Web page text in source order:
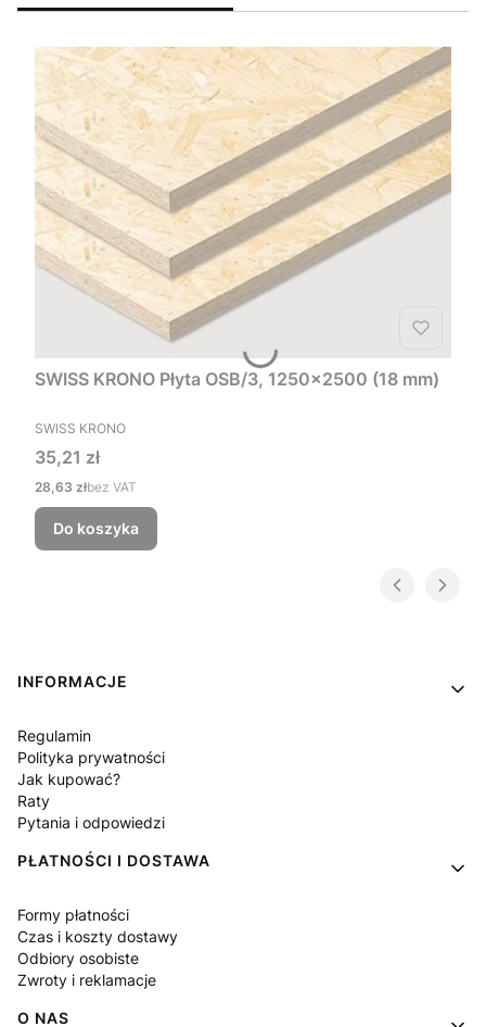
SWISS KRONO Płyta OSB/3, 1250x2500 (18 mm)
PRODUCENT
SWISS KRONO
Cena
35,21 zł
Cena
28,63 złbez VAT
Do koszyka
Linki w stopce
INFORMACJE
Regulamin
Polityka prywatności
Jak kupować?
Raty
Pytania i odpowiedzi
PŁATNOŚCI I DOSTAWA
Formy płatności
Czas i koszty dostawy
Odbiory osobiste
Zwroty i reklamacje
O NAS